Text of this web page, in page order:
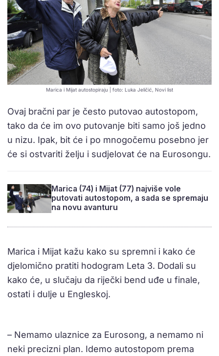
Marica i Mijat autostopiraju | foto: Luka Jeličić, Novi list
Ovaj bračni par je često putovao autostopom,
tako da će im ovo putovanje biti samo još jedno
u nizu. Ipak, bit će i po mnogočemu posebno jer
će si ostvariti želju i sudjelovat će na Eurosongu.
Marica (74) i Mijat (77) najviše vole
putovati autostopom, a sada se spremaju
na novu avanturu
Marica i Mijat kažu kako su spremni i kako će
djelomično pratiti hodogram Leta 3. Dodali su
kako će, u slučaju da riječki bend uđe u finale,
ostati i dulje u Engleskoj.
– Nemamo ulaznice za Eurosong, a nemamo ni
neki precizni plan. Idemo autostopom prema